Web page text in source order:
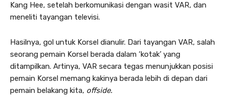
Kang Hee, setelah berkomunikasi dengan wasit VAR, dan
meneliti tayangan televisi.
Hasilnya, gol untuk Korsel dianulir. Dari tayangan VAR, salah
seorang pemain Korsel berada dalam ‘kotak’ yang
ditampilkan. Artinya, VAR secara tegas menunjukkan posisi
pemain Korsel memang kakinya berada lebih di depan dari
pemain belakang kita, offside.